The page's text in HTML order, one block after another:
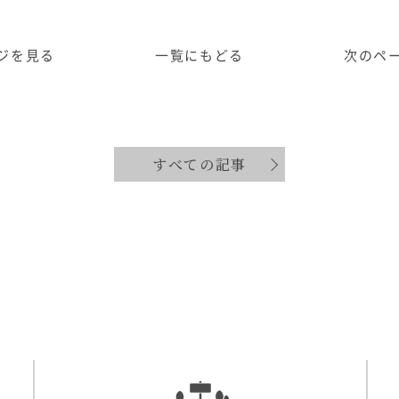
を見る 一覧にもどる 次のペ
すべての記事